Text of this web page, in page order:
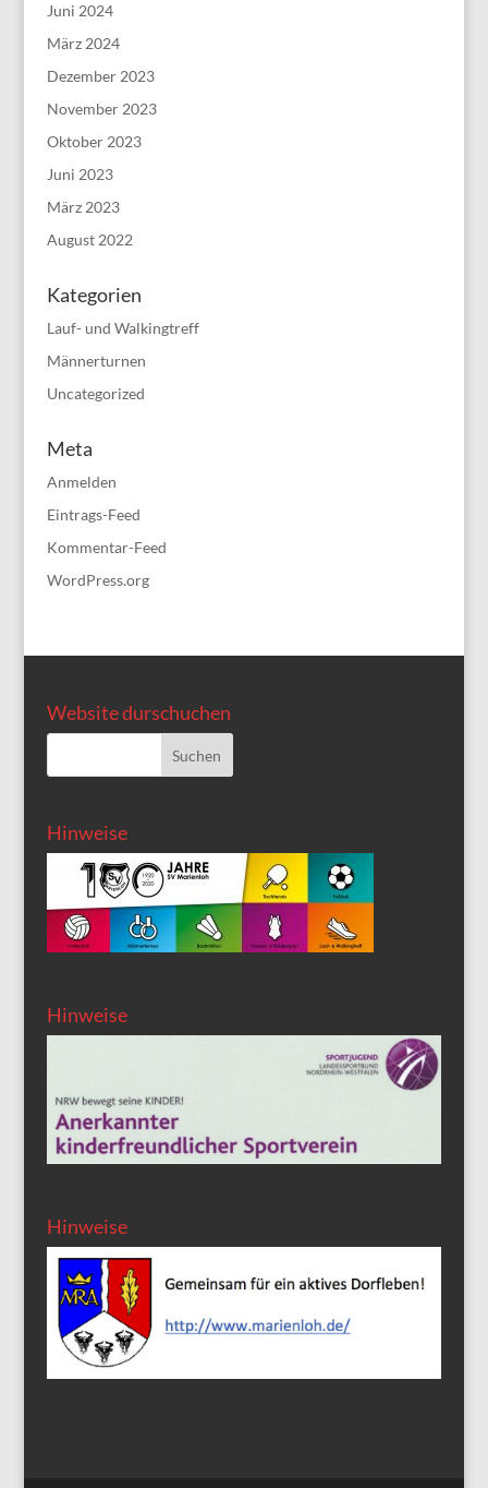
Juni 2024
März 2024
Dezember 2023
November 2023
Oktober 2023
Juni 2023
März 2023
August 2022
Kategorien
Lauf- und Walkingtreff
Männerturnen
Uncategorized
Meta
Anmelden
Eintrags-Feed
Kommentar-Feed
WordPress.org
Website durschuchen
Hinweise
Hinweise
Hinweise